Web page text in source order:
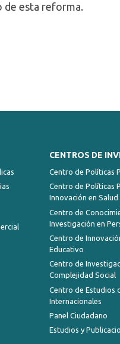
de esta reforma.
CENTROS DE
Centro de Políticas
Centro de Políticas
Innovación en Salud
Centro de
Investigación en
Centro de
Educativo
Centro de
Complejidad Social
Centro de Estudios
Internacionales
Panel Ciudadano
Estudios y